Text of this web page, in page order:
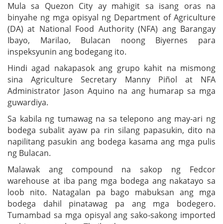
Mula sa Quezon City ay mahigit sa isang oras na
binyahe ng mga opisyal ng Department of Agriculture
(DA) at National Food Authority (NFA) ang Barangay
Ibayo, Marilao, Bulacan noong Biyernes para
inspeksyunin ang bodegang ito.
Hindi agad nakapasok ang grupo kahit na mismong
sina Agriculture Secretary Manny Piñol at NFA
Administrator Jason Aquino na ang humarap sa mga
guwardiya.
Sa kabila ng tumawag na sa telepono ang may-ari ng
bodega subalit ayaw pa rin silang papasukin, dito na
napilitang pasukin ang bodega kasama ang mga pulis
ng Bulacan.
Malawak ang compound na sakop ng Fedcor
warehouse at iba pang mga bodega ang nakatayo sa
loob nito. Natagalan pa bago mabuksan ang mga
bodega dahil pinatawag pa ang mga bodegero.
Tumambad sa mga opisyal ang sako-sakong imported